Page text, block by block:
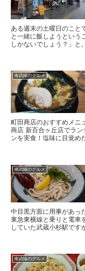
ある週末の土曜日のこと
と一緒に飯しようという
しかないでしょう？」と
南武線のグルメ
町田商店のおすすめメニ
商店 新百合ヶ丘店でラ
ンを実食！塩味に目覚めた旨いラ
南武線のグルメ
中目黒方面に用事があっ
東急東横線と乗りと電車
していた武蔵小杉駅です
南武線のグルメ